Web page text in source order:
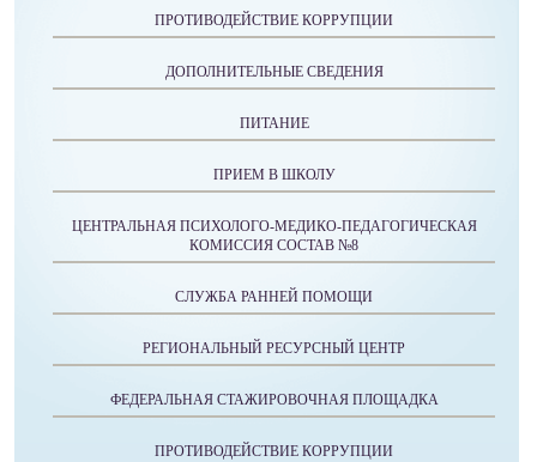
ПРОТИВОДЕЙСТВИЕ КОРРУПЦИИ
ДОПОЛНИТЕЛЬНЫЕ СВЕДЕНИЯ
ПИТАНИЕ
ПРИЕМ В ШКОЛУ
ЦЕНТРАЛЬНАЯ ПСИХОЛОГО-МЕДИКО-ПЕДАГОГИЧЕСКАЯ
КОМИССИЯ СОСТАВ №8
СЛУЖБА РАННЕЙ ПОМОЩИ
РЕГИОНАЛЬНЫЙ РЕСУРСНЫЙ ЦЕНТР
ФЕДЕРАЛЬНАЯ СТАЖИРОВОЧНАЯ ПЛОЩАДКА
ПРОТИВОДЕЙСТВИЕ КОРРУПЦИИ